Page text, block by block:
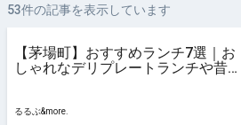
53件の記事を表示しています
【茅場町】おすすめランチ7選｜お
しゃれなデリプレートランチや昔な
るるぶ&more.